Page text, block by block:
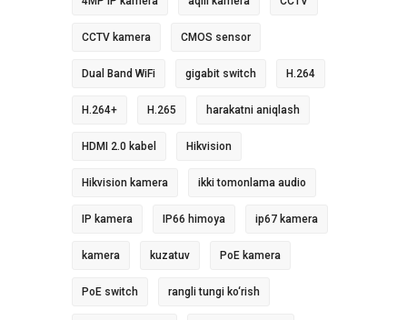
CCTV kamera CMOS sensor
Dual Band WiFi gigabit switch H.264
H.264+ H.265 harakatni aniqlash
HDMI 2.0 kabel Hikvision
Hikvision kamera ikki tomonlama audio
IP kamera IP66 himoya ip67 kamera
kamera kuzatuv PoE kamera
PoE switch rangli tungi ko‘rish